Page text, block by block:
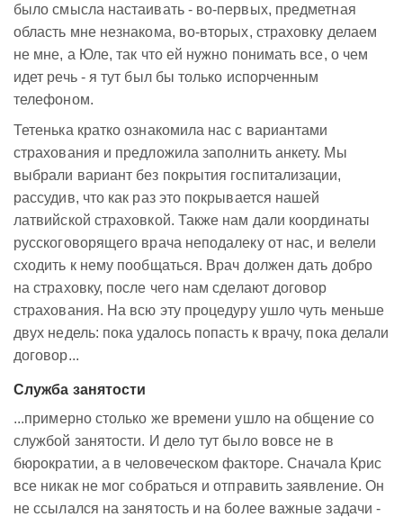
было смысла настаивать - во-первых, предметная
область мне незнакома, во-вторых, страховку делаем
не мне, а Юле, так что ей нужно понимать все, о чем
идет речь - я тут был бы только испорченным
телефоном.
Тетенька кратко ознакомила нас с вариантами
страхования и предложила заполнить анкету. Мы
выбрали вариант без покрытия госпитализации,
рассудив, что как раз это покрывается нашей
латвийской страховкой. Также нам дали координаты
русскоговорящего врача неподалеку от нас, и велели
сходить к нему пообщаться. Врач должен дать добро
на страховку, после чего нам сделают договор
страхования. На всю эту процедуру ушло чуть меньше
двух недель: пока удалось попасть к врачу, пока делали
договор...
Служба занятости
...примерно столько же времени ушло на общение со
службой занятости. И дело тут было вовсе не в
бюрократии, а в человеческом факторе. Сначала Крис
все никак не мог собраться и отправить заявление. Он
не ссылался на занятость и на более важные задачи -